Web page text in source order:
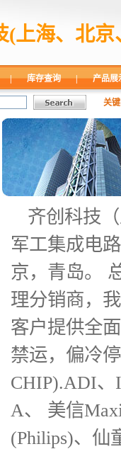
(上海、北
| 库存查询 | 产品展
关
齐创科技
军工集成电
京，青岛。
理分销商，
客户提供全
禁运，偏冷
CHIP).ADI
A、 美信
(Philips)、仙